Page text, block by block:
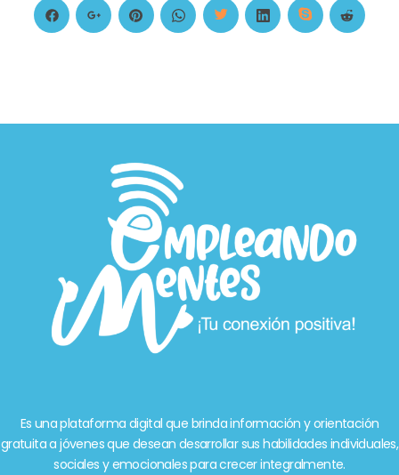
Es una plataforma digital que brinda información y orientación
gratuita a jóvenes que desean desarrollar sus habilidades individuales,
sociales y emocionales para crecer integralmente.